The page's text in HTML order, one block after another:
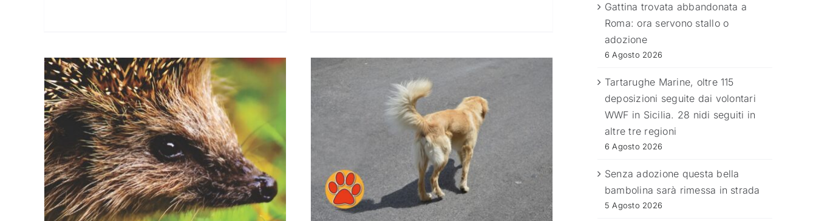
Gattina trovata abbandonata a
Roma: ora servono stallo o
adozione
6 Agosto 2026
Tartarughe Marine, oltre 115
deposizioni seguite dai volontari
WWF in Sicilia. 28 nidi seguiti in
altre tre regioni
6 Agosto 2026
Senza adozione questa bella
bambolina sarà rimessa in strada
5 Agosto 2026